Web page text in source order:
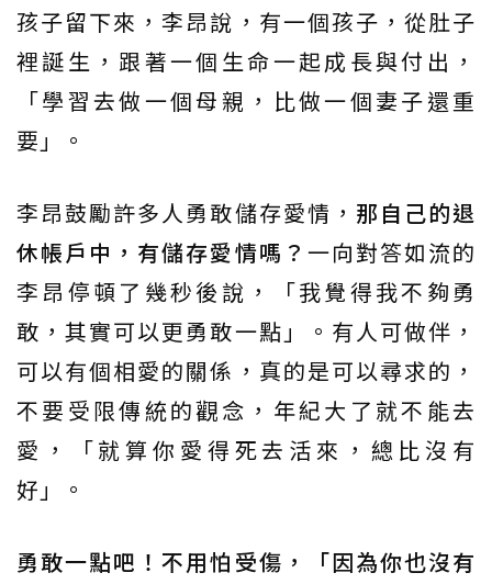
孩子留下來，李昂說，有一個孩子，從肚子
裡誕生，跟著一個生命一起成長與付出，
「學習去做一個母親，比做一個妻子還重
要」。
李昂鼓勵許多人勇敢儲存愛情， 那自己的退
休帳戶中，有儲存愛情嗎？ 一向對答如流的
李昂停頓了幾秒後說，「我覺得我不夠勇
敢，其實可以更勇敢一點」。有人可做伴，
可以有個相愛的關係，真的是可以尋求的，
不要受限傳統的觀念，年紀大了就不能去
愛，「就算你愛得死去活來，總比沒有
好」。
勇敢一點吧！不用怕受傷，「因為你也沒有